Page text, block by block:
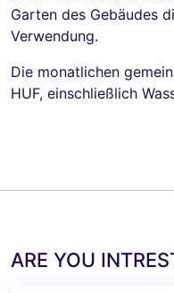
Garten des Gebäudes
Verwendung.
Die monatlichen
HUF, einschließlich
ARE YOU